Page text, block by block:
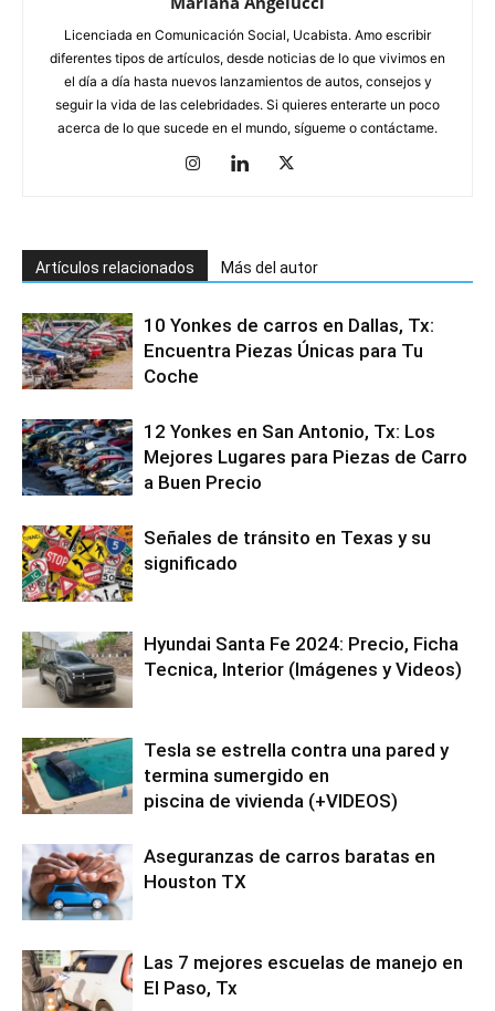
Licenciada en Comunicación Social, Ucabista. Amo escribir
diferentes tipos de artículos, desde noticias de lo que vivimos en
el día a día hasta nuevos lanzamientos de autos, consejos y
seguir la vida de las celebridades. Si quieres enterarte un poco
acerca de lo que sucede en el mundo, sígueme o contáctame.
Artículos relacionados Más del autor
10 Yonkes de carros en Dallas, Tx:
Encuentra Piezas Únicas para Tu
Coche
12 Yonkes en San Antonio, Tx: Los
Mejores Lugares para Piezas de Carro
a Buen Precio
Señales de tránsito en Texas y su
significado
Hyundai Santa Fe 2024: Precio, Ficha
Tecnica, Interior (Imágenes y Videos)
Tesla se estrella contra una pared y
termina sumergido en
piscina de vivienda (+VIDEOS)
Aseguranzas de carros baratas en
Houston TX
Las 7 mejores escuelas de manejo en
El Paso, Tx